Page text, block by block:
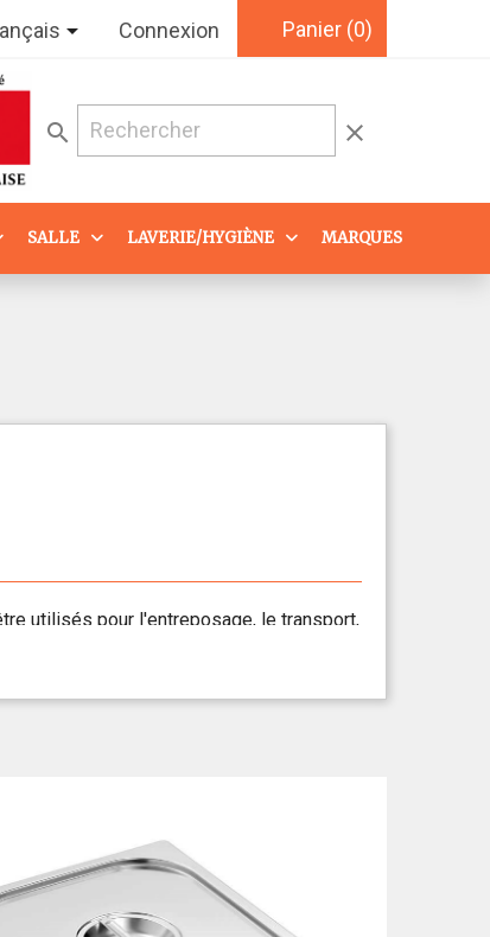
 Connexion Panier (0)
search clear
SALLE LAVERIE/HYGIÈNE MARQUES
utilisés pour l'entreposage, le transport,